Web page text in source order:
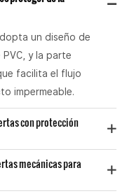
un diseño de
y la parte
facilita el flujo
impermeable.
con protección
mecánicas para